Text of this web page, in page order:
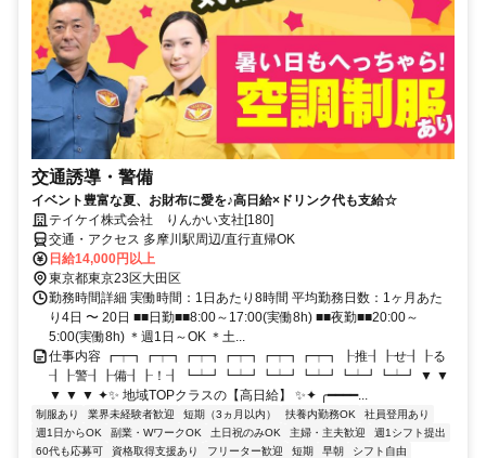
交通誘導・警備
イベント豊富な夏、お財布に愛を♪高日給×ドリンク代も支給☆
テイケイ株式会社 りんかい支社[180]
交通・アクセス 多摩川駅周辺/直行直帰OK
日給14,000円以上
東京都東京23区大田区
勤務時間詳細 実働時間：1日あたり8時間 平均勤務日数：1ヶ月あた
り4日 〜 20日 ■■日勤■■8:00～17:00(実働8h) ■■夜勤■■20:00～
5:00(実働8h) ＊週1日～OK ＊土...
仕事内容 ┏┯┓┏┯┓┏┯┓┏┯┓┏┯┓┏┯┓ ┠推┨┠せ┨┠る
┨┠警┨┠備┨┠！┨ ┗┷┛┗┷┛┗┷┛┗┷┛┗┷┛┗┷┛ ▼ ▼
▼ ▼ ▼ ✦✨ 地域TOPクラスの【高日給】 ✨✦ ╭━━━━...
制服あり 業界未経験者歓迎 短期（3ヵ月以内） 扶養内勤務OK
社員登用あり
週1日からOK
副業・WワークOK 土日祝のみOK 主婦・主夫歓迎
週1シフト提出
60代も応募可
資格取得支援あり フリーター歓迎 短期 早朝
シフト自由